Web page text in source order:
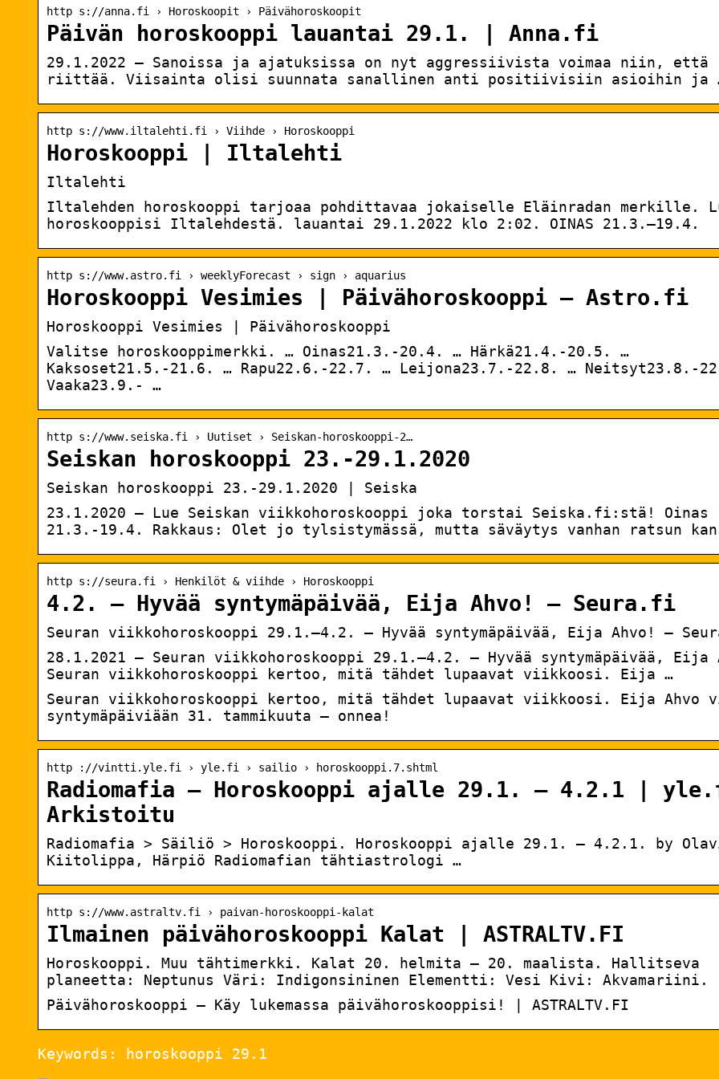
http s://anna.fi › Horoskoopit › Päivähoroskoopit
Päivän horoskooppi lauantai 29.1. | Anna.fi
29.1.2022 — Sanoissa ja ajatuksissa on nyt aggressiivista voimaa niin, että
riittää. Viisainta olisi suunnata sanallinen anti positiivisiin asioihin ja
http s://www.iltalehti.fi › Viihde › Horoskooppi
Horoskooppi | Iltalehti
Iltalehti
Iltalehden horoskooppi tarjoaa pohdittavaa jokaiselle Eläinradan merkille.
horoskooppisi Iltalehdestä. lauantai 29.1.2022 klo 2:02. OINAS 21.3.–19.4.
http s://www.astro.fi › weeklyForecast › sign › aquarius
Horoskooppi Vesimies | Päivähoroskooppi – Astro.fi
Horoskooppi Vesimies | Päivähoroskooppi
Valitse horoskooppimerkki. … Oinas21.3.-20.4. … Härkä21.4.-20.5. …
Kaksoset21.5.-21.6. … Rapu22.6.-22.7. … Leijona23.7.-22.8. … Neitsyt23.8.-
Vaaka23.9.- …
http s://www.seiska.fi › Uutiset › Seiskan-horoskooppi-2…
Seiskan horoskooppi 23.-29.1.2020
Seiskan horoskooppi 23.-29.1.2020 | Seiska
23.1.2020 — Lue Seiskan viikkohoroskooppi joka torstai Seiska.fi:stä! Oinas
21.3.-19.4. Rakkaus: Olet jo tylsistymässä, mutta säväytys vanhan ratsun
http s://seura.fi › Henkilöt & viihde › Horoskooppi
4.2. – Hyvää syntymäpäivää, Eija Ahvo! – Seura.fi
Seuran viikkohoroskooppi 29.1.–4.2. – Hyvää syntymäpäivää, Eija Ahvo! –
28.1.2021 — Seuran viikkohoroskooppi 29.1.–4.2. – Hyvää syntymäpäivää, Eija
Seuran viikkohoroskooppi kertoo, mitä tähdet lupaavat viikkoosi. Eija …
Seuran viikkohoroskooppi kertoo, mitä tähdet lupaavat viikkoosi. Eija Ahvo
syntymäpäiviään 31. tammikuuta – onnea!
http ://vintti.yle.fi › yle.fi › sailio › horoskooppi.7.shtml
Radiomafia – Horoskooppi ajalle 29.1. – 4.2.1 |
Arkistoitu
Radiomafia > Säiliö > Horoskooppi. Horoskooppi ajalle 29.1. – 4.2.1. by
Kiitolippa, Härpiö Radiomafian tähtiastrologi …
http s://www.astraltv.fi › paivan-horoskooppi-kalat
Ilmainen päivähoroskooppi Kalat | ASTRALTV.FI
Horoskooppi. Muu tähtimerkki. Kalat 20. helmita – 20. maalista. Hallitseva
planeetta: Neptunus Väri: Indigonsininen Elementti: Vesi Kivi: Akvamariini.
Päivähoroskooppi – Käy lukemassa päivähoroskooppisi! | ASTRALTV.FI
Keywords: horoskooppi 29.1